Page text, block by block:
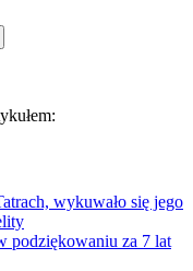
wykuwało się jego
podziękowaniu za 7 lat